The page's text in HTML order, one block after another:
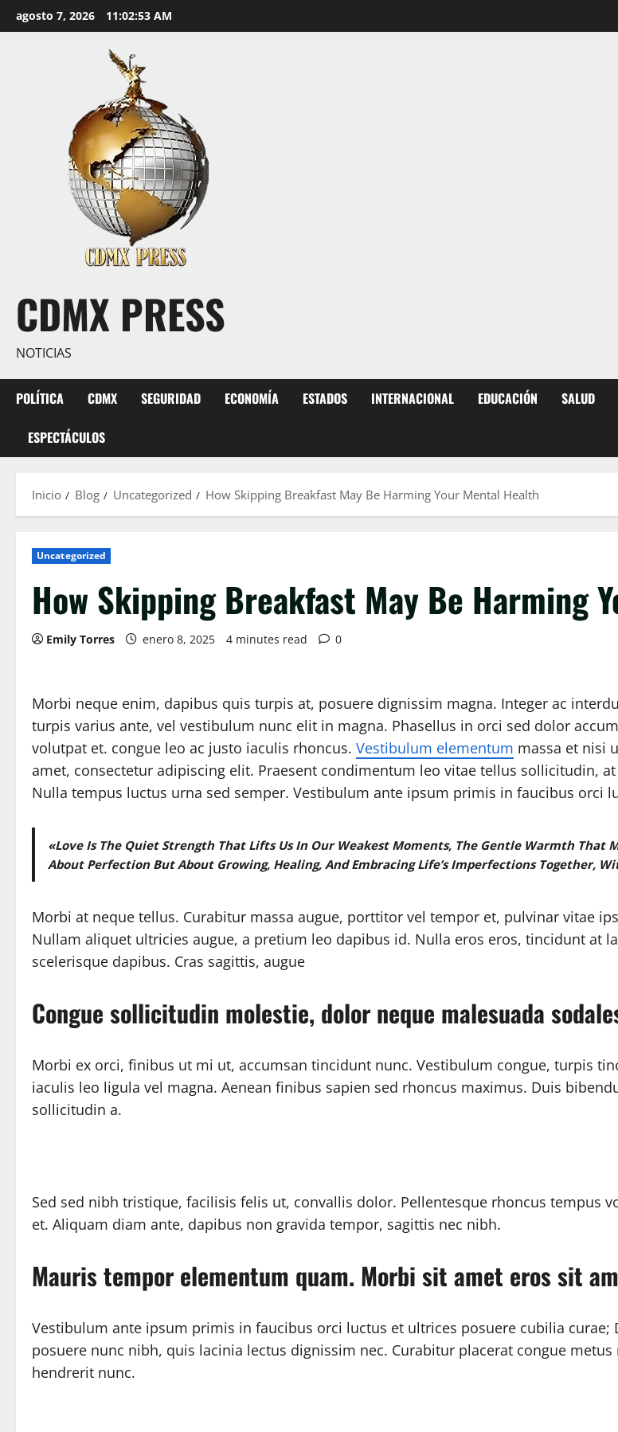
al
agosto 7, 2026 11:02:54 AM
CDMX PRESS
NOTICIAS
POLÍTICA CDMX SEGURIDAD ECONOMÍA ESTADOS INTERNACIONAL EDUCACIÓN SALUD
ESPECTÁCULOS
Inicio Blog Uncategorized How Skipping Breakfast May Be Harming Your Mental Health
Uncategorized
How Skipping Breakfast May Be Harming
Emily Torres enero 8, 2025 4 minutes read 0
Morbi neque enim, dapibus quis turpis at, posuere dignissim magna. Integer ac
turpis varius ante, vel vestibulum nunc elit in magna. Phasellus in orci sed dolor
volutpat et. congue leo ac justo iaculis rhoncus. Vestibulum elementum massa et nisi
amet, consectetur adipiscing elit. Praesent condimentum leo vitae tellus sollicitudin,
Nulla tempus luctus urna sed semper. Vestibulum ante ipsum primis in faucibus orci
«Love Is The Quiet Strength That Lifts Us In Our Weakest Moments, The Gentle Warmth That
About Perfection But About Growing, Healing, And Embracing Life’s Imperfections Together,
Morbi at neque tellus. Curabitur massa augue, porttitor vel tempor et, pulvinar vitae
Nullam aliquet ultricies augue, a pretium leo dapibus id. Nulla eros eros, tincidunt at
scelerisque dapibus. Cras sagittis, augue
Congue sollicitudin molestie, dolor neque malesuada
Morbi ex orci, finibus ut mi ut, accumsan tincidunt nunc. Vestibulum congue, turpis
iaculis leo ligula vel magna. Aenean finibus sapien sed rhoncus maximus. Duis
sollicitudin a.
Sed sed nibh tristique, facilisis felis ut, convallis dolor. Pellentesque rhoncus tempus
et. Aliquam diam ante, dapibus non gravida tempor, sagittis nec nibh.
Mauris tempor elementum quam. Morbi sit amet eros sit
Vestibulum ante ipsum primis in faucibus orci luctus et ultrices posuere cubilia
posuere nunc nibh, quis lacinia lectus dignissim nec. Curabitur placerat congue
hendrerit nunc.